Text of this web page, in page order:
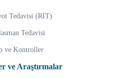
Tedavisi (RİT)
Tedavisi
ve Kontroller
ve Araştırmalar